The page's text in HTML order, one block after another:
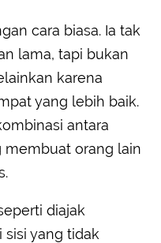
cara biasa. Ia tak
lama, tapi bukan
karena
yang lebih baik.
antara
membuat orang lain
diajak
yang tidak